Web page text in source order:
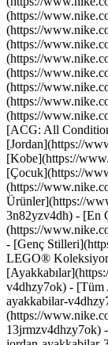
(https://
(https://
(https://
(https://
(https://
(https://
(https://
(https://
[ACG: All
[Jordan](https://
[Kobe](https://
[Çocuk](https://
(https://
Ürünler](https://
3n82yzv4dh) - [En
(https://
- [Genç
LEGO®
v4dhzy7ok) - [Tüm
ayakkabilar-
(https://
13jrmzv4dhzy7ok)